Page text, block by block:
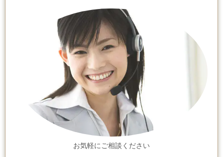
お気軽にご相談ください